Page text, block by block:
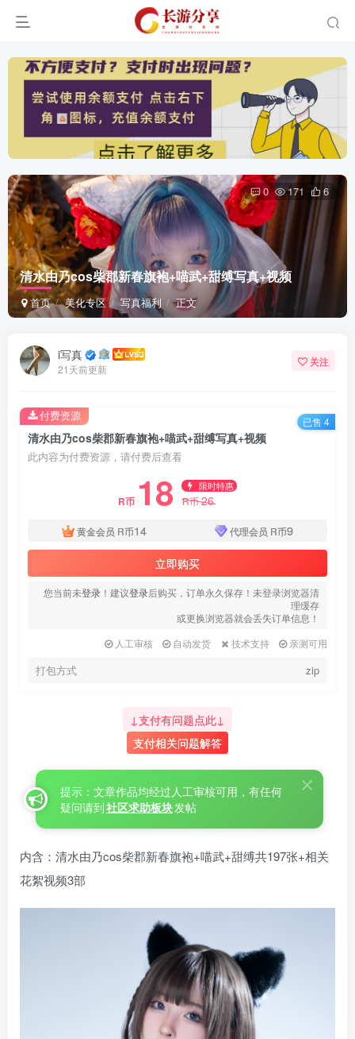
清水由乃cos柴郡新春旗袍+喵武+甜缚写真+视频
首页 美化专区 写真福利 正文
0 171 6
i写真
21天前更新
关注
清水由乃cos柴郡新春旗袍+喵武+甜缚写真+视频
此内容为付费资源，请付费后查看
R币 18 限时特惠
R币26
黄金会员 R币14 代理会员 R币9
立即购买
您当前未登录 ！建议登录后购买，订单永久保存！未登录浏览器清
理缓存
或更换浏览器就会丢失订单信息！
人工审核
自动发货 技术支持 亲测可用
打包方式 zip
付费资源 已售 4
↓支付有问题点此↓
支付相关问题解答
提示：文章作品均经过人工审核可用，有任何
疑问请到社区求助板块发帖
内含：清水由乃cos柴郡新春旗袍+喵武+甜缚共197张+相关
花絮视频3部